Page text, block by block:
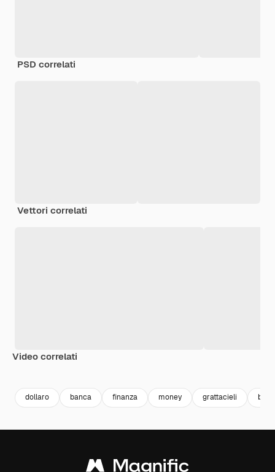
PSD correlati
Vettori correlati
Video correlati
dollaro banca finanza money grattacieli